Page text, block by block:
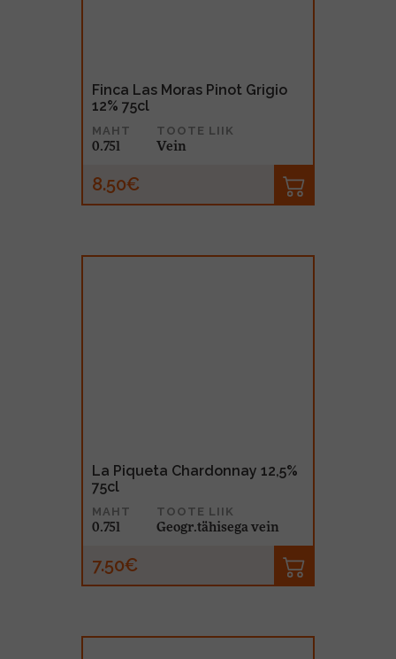
Finca Las Moras Pinot Grigio
12% 75cl
MAHT
0.75l
TOOTE LIIK
Vein
8.50€
La Piqueta Chardonnay 12,5%
75cl
MAHT
0.75l
TOOTE LIIK
Geogr.tähisega vein
7.50€